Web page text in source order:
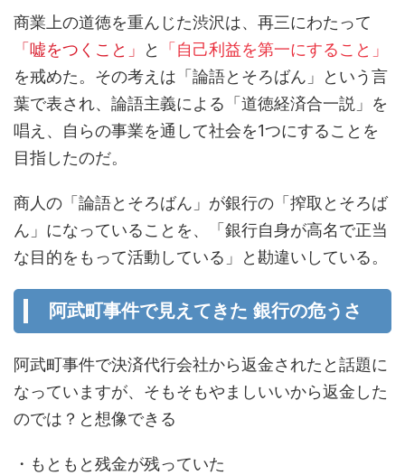
商業上の道徳を重んじた渋沢は、再三にわたって
「嘘をつくこと」
と
「自己利益を第一にすること」
を戒めた。その考えは「論語とそろばん」という言
葉で表され、論語主義による「道徳経済合一説」を
唱え、自らの事業を通して社会を1つにすることを
目指したのだ。
商人の「論語とそろばん」が銀行の「搾取とそろば
ん」になっていることを、「銀行自身が高名で正当
な目的をもって活動している」と勘違いしている。
阿武町事件で見えてきた 銀行の危うさ
阿武町事件で決済代行会社から返金されたと話題に
なっていますが、そもそもやましいいから返金した
のでは？と想像できる
・もともと残金が残っていた